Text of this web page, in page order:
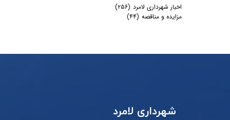
اخبار شهرداری لامرد (۲۵۶)
مزایده و مناقصه (۴۴)
شهرداری لامرد